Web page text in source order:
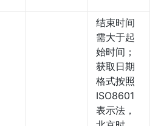
结束时间
需大于起
始时间；
获取日期
格式按照
ISO8601
表示法，